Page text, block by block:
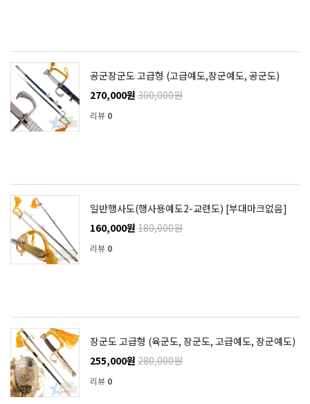
공군장군도 고급형 (고급예도,장군예도, 공군도)
270,000원 300,000원
리뷰 0
일반행사도(행사용예도2-교련도) [부대마크없음]
160,000원 180,000원
리뷰 0
장군도 고급형 (육군도, 장군도, 고급예도, 장군예도)
255,000원 280,000원
리뷰 0